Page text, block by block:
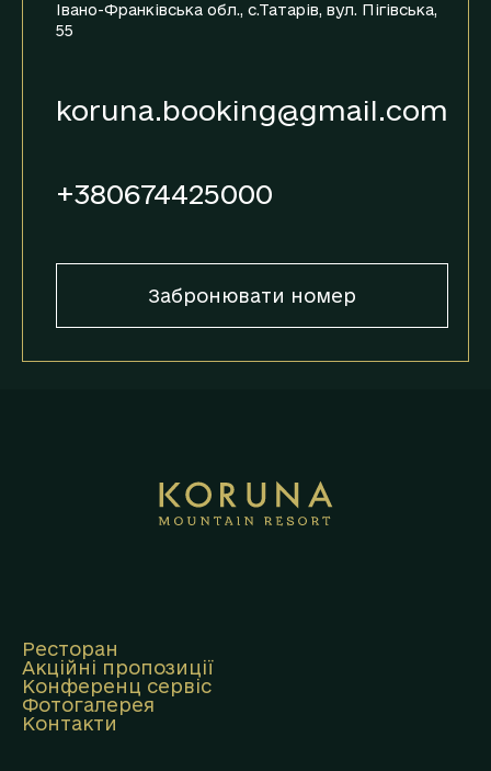
Івано-Франківська обл., с.Татарів, вул. Пігівська,
55
koruna.booking@gmail.com
+380674425000
Забронювати номер
Ресторан
Акційні пропозиції
Конференц сервіс
Фотогалерея
Контакти